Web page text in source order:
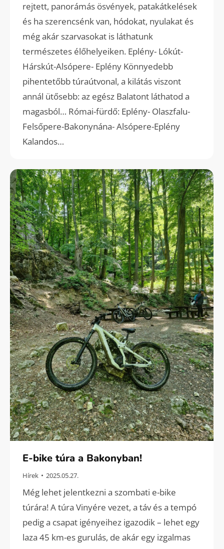
rejtett, panorámás ösvények, patakátkelések
és ha szerencsénk van, hódokat, nyulakat és
még akár szarvasokat is láthatunk
természetes élőhelyeiken. Eplény- Lókút-
Hárskút-Alsópere- Eplény Könnyedebb
pihentetőbb túraútvonal, a kilátás viszont
annál ütősebb: az egész Balatont láthatod a
magasból… Római-fürdő: Eplény- Olaszfalu-
Felsőpere-Bakonynána- Alsópere-Eplény
Kalandos…
E-bike túra a Bakonyban!
Hírek 2025.05.27.
Még lehet jelentkezni a szombati e-bike
túrára! A túra Vinyére vezet, a táv és a tempó
pedig a csapat igényeihez igazodik – lehet egy
laza 45 km-es gurulás, de akár egy izgalmas